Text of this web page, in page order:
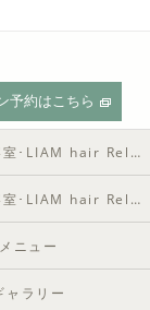
予約はこちら
住吉区の美容室･LIAM hair Relaxの口コミ情報
住吉区の美容室･LIAM hair Relaxのお客様の声
メニュー
ャラリー